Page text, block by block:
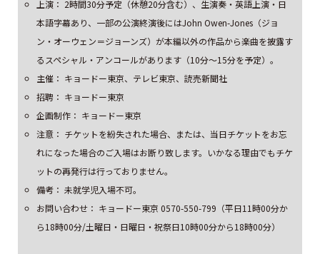
上演： 2時間30分予定（休憩20分含む）、生演奏・英語上演・日
本語字幕あり、一部の公演終演後にはJohn Owen-Jones（ジョ
ン・オーウェン＝ジョーンズ）が本編以外の作品から楽曲を披露す
るスペシャル・アンコールがあります（10分～15分を予定）。
主催： キョードー東京、テレビ東京、読売新聞社
招聘： キョードー東京
企画制作： キョードー東京
注意： チケットを紛失された場合、または、当日チケットをお忘
れになった場合のご入場はお断り致します。いかなる理由でもチケ
ットの再発行は行っておりません。
備考： 未就学児入場不可。
お問い合わせ： キョードー東京 0570-550-799（平日11時00分か
ら18時00分/土曜日・日曜日・祝祭日10時00分から18時00分）